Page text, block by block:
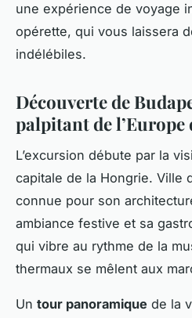
une expérience de voyage
opérette, qui vous laissera
indélébiles.
Découverte de
palpitant de l’Europe
L’excursion débute par la
capitale de la Hongrie. Ville
connue pour son
ambiance festive et sa
qui vibre au rythme de la
thermaux se mêlent aux
Un tour panoramique de la